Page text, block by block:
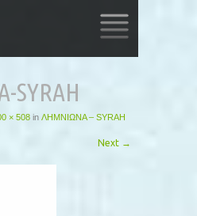
× 508 in ΛΗΜΝΙΩΝΑ – SYRAH
Next →